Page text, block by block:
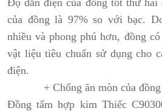
Độ dẫn điện của đồng tốt thứ hai
của đồng là 97% so với bạc.
nhiều và phong phú hơn, đồng
vật liệu tiêu chuẩn sử dụng cho
điện.
+ Chống ăn mòn của đồng
Đồng tấm hợp kim Thiếc